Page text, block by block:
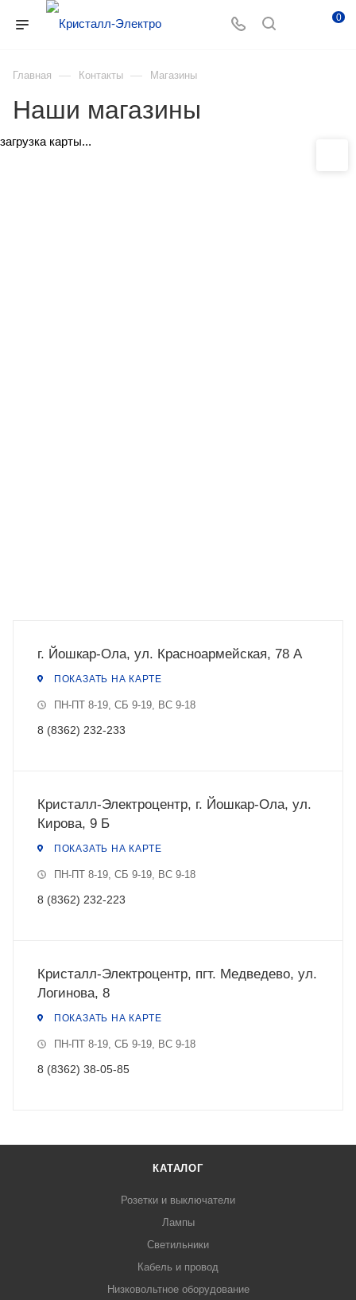
0
Главная — Контакты — Магазины
Наши магазины
загрузка карты...
г. Йошкар-Ола, ул. Красноармейская, 78 А
ПОКАЗАТЬ НА КАРТЕ
ПН-ПТ 8-19, СБ 9-19, ВС 9-18
8 (8362) 232-233
Кристалл-Электроцентр, г. Йошкар-Ола, ул.
Кирова, 9 Б
ПОКАЗАТЬ НА КАРТЕ
ПН-ПТ 8-19, СБ 9-19, ВС 9-18
8 (8362) 232-223
Кристалл-Электроцентр, пгт. Медведево, ул.
Логинова, 8
ПОКАЗАТЬ НА КАРТЕ
ПН-ПТ 8-19, СБ 9-19, ВС 9-18
8 (8362) 38-05-85
КАТАЛОГ
Розетки и выключатели
Лампы
Светильники
Кабель и провод
Низковольтное оборудование